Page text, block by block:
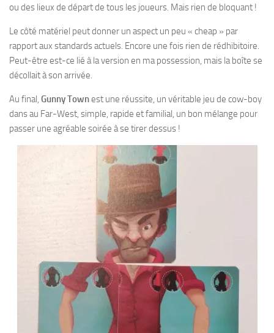
ou des lieux de départ de tous les joueurs. Mais rien de bloquant !
Le côté matériel peut donner un aspect un peu « cheap » par
rapport aux standards actuels. Encore une fois rien de rédhibitoire.
Peut-être est-ce lié à la version en ma possession, mais la boîte se
décollait à son arrivée.
Au final, Gunny Townest une réussite, un véritable jeu de cow-boy
dans au Far-West, simple, rapide et familial, un bon mélange pour
passer une agréable soirée à se tirer dessus !